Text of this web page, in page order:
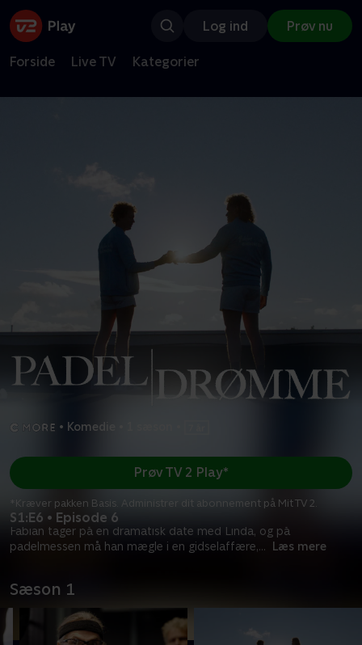
Log ind Prøv nu
Forside Live TV Kategorier
• Komedie
S1:E6 • Episode 6
Fabian tager på en dramatisk date med Linda, og på
padelmessen må han mægle i en gidselaffære,... Læs mere
Prøv TV 2 Play*
*Kræver pakken Basis. Administrer dit abonnement på Mit TV 2.
Sæson 1